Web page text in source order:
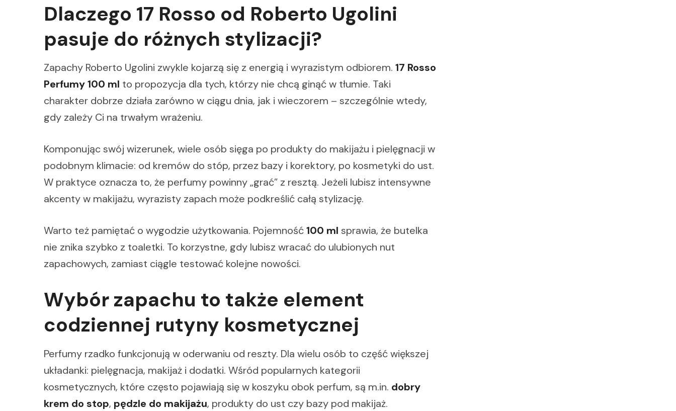
Dlaczego 17 Rosso od Roberto Ugolini
pasuje do różnych stylizacji?
Zapachy Roberto Ugolini zwykle kojarzą się z energią i wyrazistym odbiorem. 17 Rosso
Perfumy 100 ml to propozycja dla tych, którzy nie chcą ginąć w tłumie. Taki
charakter dobrze działa zarówno w ciągu dnia, jak i wieczorem – szczególnie wtedy,
gdy zależy Ci na trwałym wrażeniu.
Komponując swój wizerunek, wiele osób sięga po produkty do makijażu i pielęgnacji w
podobnym klimacie: od kremów do stóp, przez bazy i korektory, po kosmetyki do ust.
W praktyce oznacza to, że perfumy powinny „grać” z resztą. Jeżeli lubisz intensywne
akcenty w makijażu, wyrazisty zapach może podkreślić całą stylizację.
Warto też pamiętać o wygodzie użytkowania. Pojemność100 ml sprawia, że butelka
nie znika szybko z toaletki. To korzystne, gdy lubisz wracać do ulubionych nut
zapachowych, zamiast ciągle testować kolejne nowości.
Wybór zapachu to także element
codziennej rutyny kosmetycznej
Perfumy rzadko funkcjonują w oderwaniu od reszty. Dla wielu osób to część większej
układanki: pielęgnacja, makijaż i dodatki. Wśród popularnych kategorii
kosmetycznych, które często pojawiają się w koszyku obok perfum, są m.in. dobry
krem do stop, pędzle do makijażu, produkty do ust czy bazy pod makijaż.